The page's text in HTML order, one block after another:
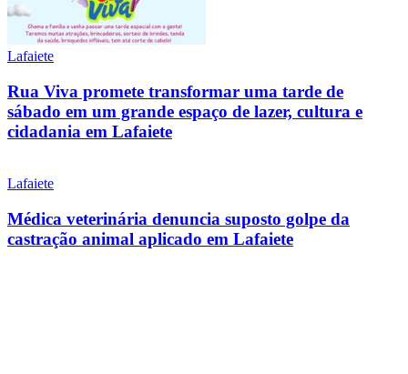
Lafaiete
Rua Viva promete transformar uma tarde de
sábado em um grande espaço de lazer, cultura e
cidadania em Lafaiete
Lafaiete
Médica veterinária denuncia suposto golpe da
castração animal aplicado em Lafaiete